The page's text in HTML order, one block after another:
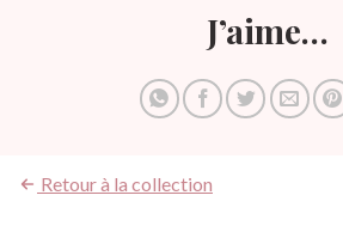
J’aime…
Retour à la collection